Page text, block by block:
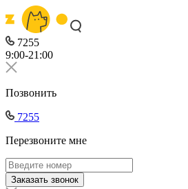
7255
9:00-21:00
Позвонить
7255
Перезвоните мне
Заказать звонок